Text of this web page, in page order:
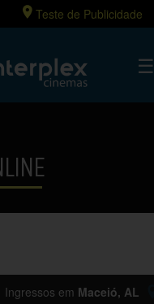
Teste de Publicidade
☰